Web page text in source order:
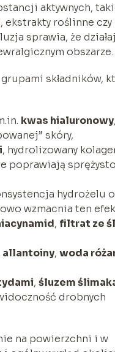
aktywnych,
, ekstrakty roślinne czy
sprawia, że
obszarze.
składników,
kwas hialuronowy,
skóry,
, hydrolizowany
poprawiają
hydrożelu
wzmacnia ten
, filtrat ze
allantoiny, woda
, śluzem
drobnych
na powierzchni i w